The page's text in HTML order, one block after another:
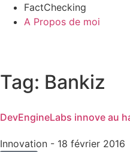
FactChecking
A Propos de moi
Tag: Bankiz
DevEngineLabs innove au
Innovation - 18 février 2016